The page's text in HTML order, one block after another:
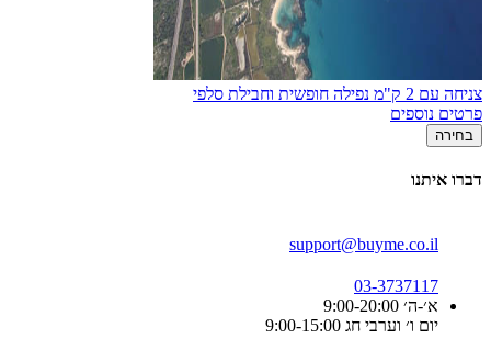
צניחה עם 2 ק"מ נפילה חופשית וחבילת סלפי
פרטים נוספים
בחירה
דברו איתנו
support@buyme.co.il
03-3737117
א׳-ה׳ 9:00-20:00
יום ו׳ וערבי חג 9:00-15:00